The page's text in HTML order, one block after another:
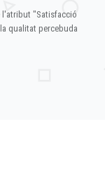
l'atribut "Satisfacció
qualitat percebuda